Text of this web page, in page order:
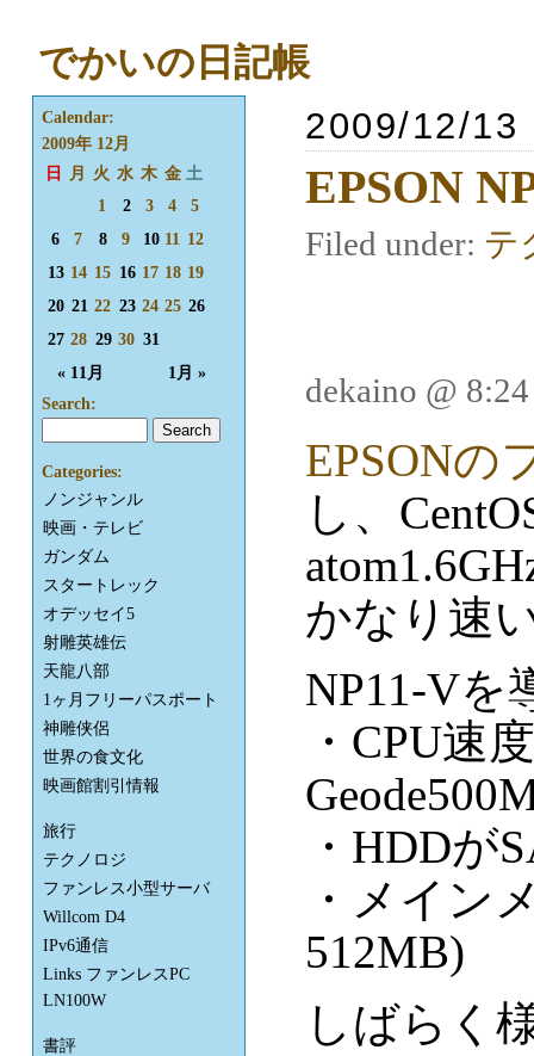
でかいの日記帳
2009/12/13
EPSON
Filed under: テ
dekaino @
EPSONの
し、
かなり速
NP11-Vを
・CPU速
・HDDが
・メイン
512MB)
しばらく
Calendar:
2009年 12月
日
月 火 水 木 金 土
« 11月 1月 »
1 2 3 4
5
6
7 8 9 10 11
12
13 14 15 16 17 18 19
20 21 22 23 24 25 26
27 28 29 30 31
Search:
Categories:
ノンジャンル
映画・テレビ
ガンダム
スタートレック
オデッセイ5
射雕英雄伝
天龍八部
1ヶ月フリーパスポート
神雕侠侶
世界の食文化
映画館割引情報
旅行
テクノロジ
ファンレス小型サーバ
Willcom D4
IPv6通信
Links ファンレスPC
LN100W
書評